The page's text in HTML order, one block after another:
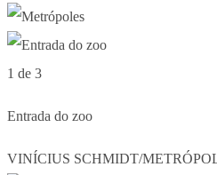
1 de 3
Entrada do zoo
VINÍCIUS SCHMIDT/